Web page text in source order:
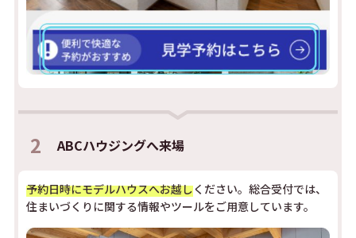
2 ABCハウジングへ来場
予約日時にモデルハウスへお越しください。総合受付では、
住まいづくりに関する情報やツールをご用意しています。